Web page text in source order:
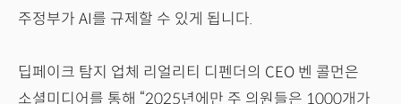
주정부가 AI를 규제할 수 있게 됩니다.
딥페이크 탐지 업체 리얼리티 디펜더의 CEO 벤 콜먼은
소셜미디어를 통해 “2025년에만 주 의원들은 1000개가